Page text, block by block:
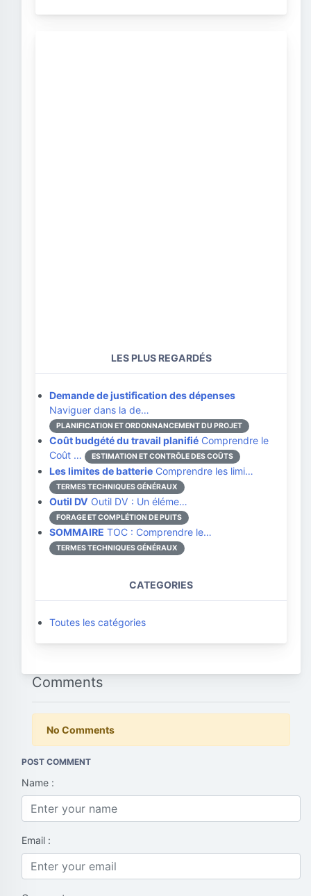
LES PLUS REGARDÉS
Demande de justification des dépenses
Naviguer dans la de…
PLANIFICATION ET ORDONNANCEMENT DU PROJET
Coût budgété du travail planifié Comprendre le
Coût …
ESTIMATION ET CONTRÔLE DES COÛTS
Les limites de batterie Comprendre les limi…
TERMES TECHNIQUES GÉNÉRAUX
Outil DV Outil DV : Un éléme…
FORAGE ET COMPLÉTION DE PUITS
SOMMAIRE TOC : Comprendre le…
TERMES TECHNIQUES GÉNÉRAUX
CATEGORIES
Toutes les catégories
Comments
No Comments
POST COMMENT
Name :
Email :